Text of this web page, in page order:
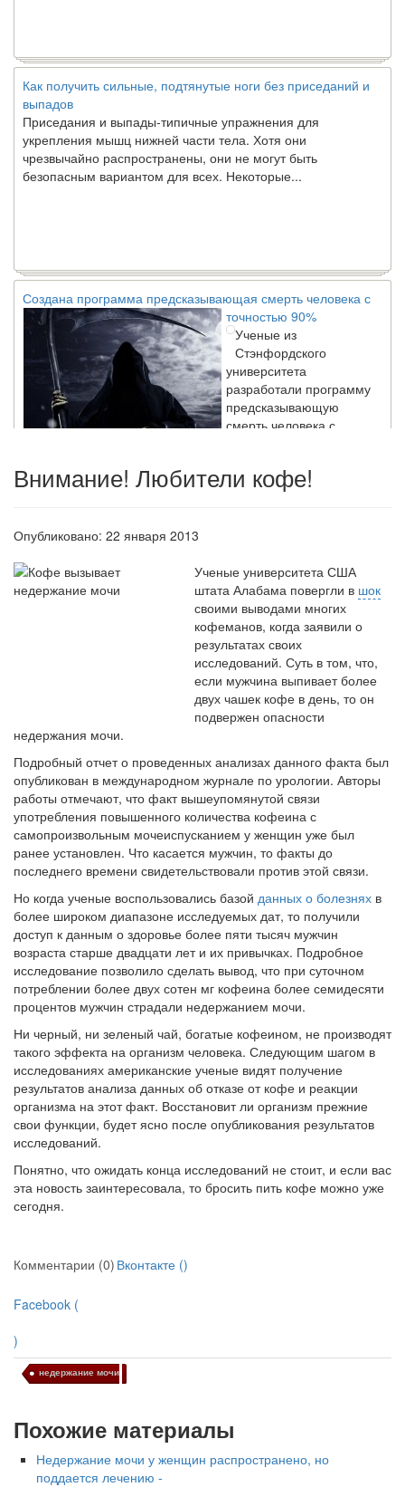
Как получить сильные, подтянутые ноги без приседаний и
выпадов
Приседания и выпады-типичные упражнения для
укрепления мышц нижней части тела. Хотя они
чрезвычайно распространены, они не могут быть
безопасным вариантом для всех. Некоторые...
Создана программа предсказывающая смерть человека с
точностью 90%
Ученые из
Стэнфордского
университета
разработали программу
предсказывающую
смерть человека с
высокой точностью.
опровергла
сообщение о падении
доходов медицинских
работников в
ближайшие годы. Она
заявила об этом на
встрече с журналистами ведущих...
Местная анестезия развивает кардиотоксичность
надзору в сфере
здравоохранения озвучила
тревожную статистику. Она
касаются увеличения риска
острой кардиотоксичности и
роста сопутствующих
осложнений от...
Закон о праве родителей находиться с детьми в
реанимации внесен в Госдуму
Соответствующий
законопроект внесен в
палату на
рассмотрение. Суть его
заключается в
нахождении одного из
родителей в
больничной палате
бесплатно, в течении всего срока лечения...
Внимание! Любители кофе!
Опубликовано: 22 января 2013
Ученые университета США
штата Алабама повергли в шок
своими выводами многих
кофеманов, когда заявили о
результатах своих
исследований. Суть в том, что,
если мужчина выпивает более
двух чашек кофе в день, то он
подвержен опасности
недержания мочи.
Подробный отчет о проведенных анализах данного факта был
опубликован в международном журнале по урологии. Авторы
работы отмечают, что факт вышеупомянутой связи
употребления повышенного количества кофеина с
самопроизвольным мочеиспусканием у женщин уже был
ранее установлен. Что касается мужчин, то факты до
последнего времени свидетельствовали против этой связи.
Но когда ученые воспользовались базой данных о болезнях в
более широком диапазоне исследуемых дат, то получили
доступ к данным о здоровье более пяти тысяч мужчин
возраста старше двадцати лет и их привычках. Подробное
исследование позволило сделать вывод, что при суточном
потреблении более двух сотен мг кофеина более семидесяти
процентов мужчин страдали недержанием мочи.
Ни черный, ни зеленый чай, богатые кофеином, не производят
такого эффекта на организм человека. Следующим шагом в
исследованиях американские ученые видят получение
результатов анализа данных об отказе от кофе и реакции
организма на этот факт. Восстановит ли организм прежние
свои функции, будет ясно после опубликования результатов
исследований.
Понятно, что ожидать конца исследований не стоит, и если вас
эта новость заинтересовала, то бросить пить кофе можно уже
сегодня.
Комментарии (0) Вконтакте ()
Facebook (
)
недержание мочи
Похожие материалы
Недержание мочи у женщин распространено, но
поддается лечению -